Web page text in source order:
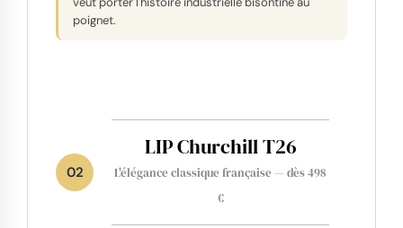
poignet.
02
LIP Churchill T26
L'élégance classique française — dès 498
€